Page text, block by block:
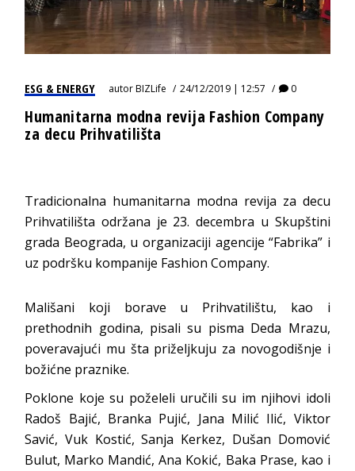
ESG & ENERGY autorBIZLife 24/12/2019 | 12:57 0
Humanitarna modna revija Fashion Company
za decu Prihvatilišta
Tradicionalna humanitarna modna revija za decu
Prihvatilišta održana je 23. decembra u Skupštini
grada Beograda, u organizaciji agencije “Fabrika” i
uz podršku kompanije Fashion Company.
Mališani koji borave u Prihvatilištu, kao i
prethodnih godina, pisali su pisma Deda Mrazu,
poveravajući mu šta priželjkuju za novogodišnje i
božićne praznike.
Poklone koje su poželeli uručili su im njihovi idoli
Radoš Bajić, Branka Pujić, Jana Milić Ilić, Viktor
Savić, Vuk Kostić, Sanja Kerkez, Dušan Domović
Bulut, Marko Mandić, Ana Kokić, Baka Prase, kao i